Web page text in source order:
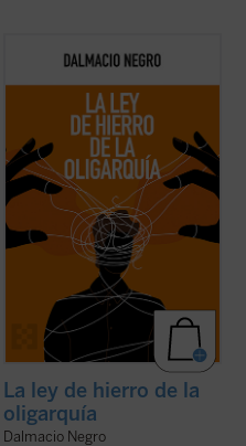
Este ensayo, en el que se combina un
interesante recorrido de la historia de la
interpretación de la realidad actual, nos
ayuda a recuperar un modo realista de ver
el fenómeno político, muy pegado a los
hechos ...
(ver ficha)
La ley de hierro de la
oligarquía
Dalmacio Negro